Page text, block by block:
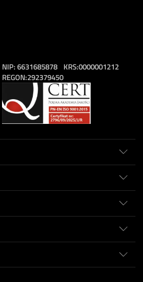
NIP:6631685878
REGON:292379450
KRS:0000001212